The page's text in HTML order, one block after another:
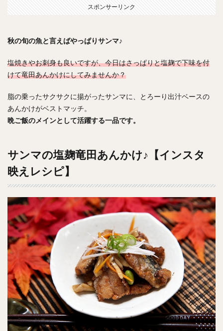
スポンサーリンク
秋の旬の魚と言えばやっぱりサンマ♪
塩焼きやお刺身も良いですが、今日はさっぱりと塩麹で下味を付
けて竜田あんかけにしてみませんか？
脂の乗ったサクサクに揚がったサンマに、とろーり出汁ベースの
あんかけがベストマッチ。
晩ご飯のメインとして活躍する一品です。
サンマの塩麹竜田あんかけ♪【インスタ
映えレシピ】